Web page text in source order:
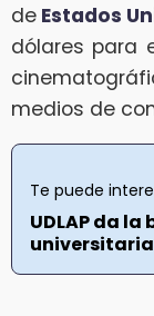
de Estados
dólares para
medios de
Te puede
UDLAP da
universitaria